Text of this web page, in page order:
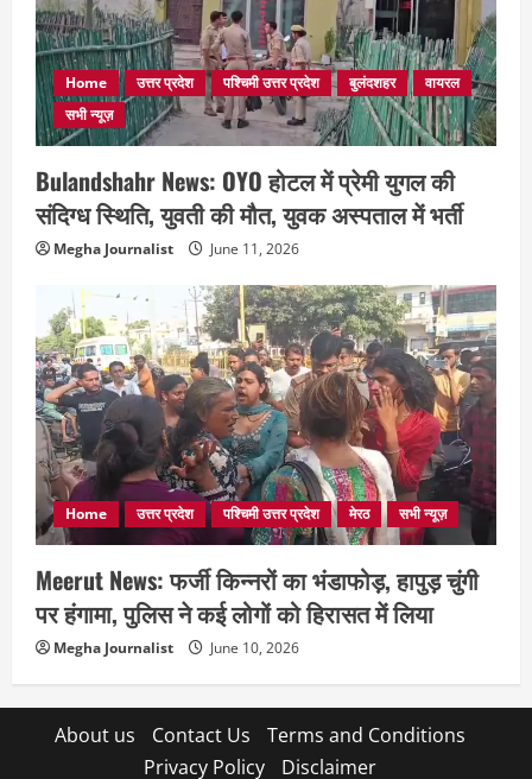
Home उत्तर प्रदेश पश्चिमी उत्तर प्रदेश बुलंदशहर
वायरल
सभी न्यूज़
Bulandshahr News: OYO होटल में प्रेमी युगल की
संदिग्ध स्थिति, युवती की मौत, युवक अस्पताल में भर्ती
Megha Journalist June 11, 2026
Home उत्तर प्रदेश पश्चिमी उत्तर प्रदेश मेरठ सभी न्यूज़
Meerut News: फर्जी किन्नरों का भंडाफोड़, हापुड़ चुंगी
पर हंगामा, पुलिस ने कई लोगों को हिरासत में लिया
Megha Journalist June 10, 2026
About us Contact Us
Terms and Conditions
Privacy Policy
Disclaimer